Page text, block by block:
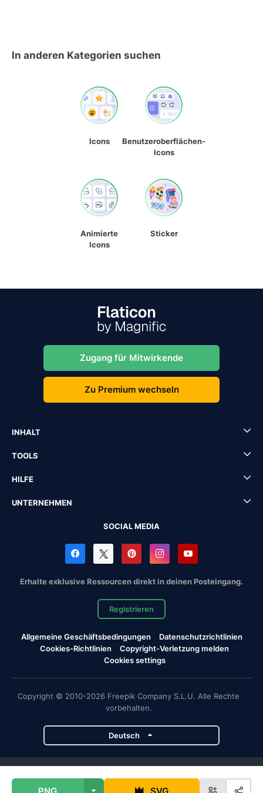
In anderen Kategorien suchen
Icons
Benutzeroberflächen-
Icons
Animierte
Icons
Sticker
Zugang für Mitwirkende
Zu Premium wechseln
INHALT
TOOLS
HILFE
UNTERNEHMEN
SOCIAL MEDIA
Erhalte exklusive Ressourcen direkt in deinen Posteingang.
Registrieren
Allgemeine Geschäftsbedingungen
Datenschutzrichtlinien
Cookies-Richtlinien
Copyright-Verletzung melden
Cookies settings
Copyright © 2010-2026 Freepik Company S.L.U. Alle Rechte
vorbehalten.
Deutsch